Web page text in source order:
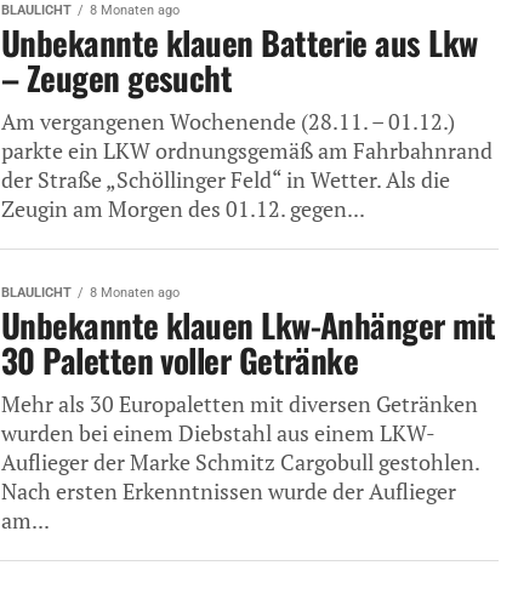
BLAULICHT 8 Monaten ago
Unbekannte klauen Batterie aus Lkw
– Zeugen gesucht
Am vergangenen Wochenende (28.11. – 01.12.)
parkte ein LKW ordnungsgemäß am Fahrbahnrand
der Straße „Schöllinger Feld“ in Wetter. Als die
Zeugin am Morgen des 01.12. gegen...
BLAULICHT 8 Monaten ago
Unbekannte klauen Lkw-Anhänger mit
30 Paletten voller Getränke
Mehr als 30 Europaletten mit diversen Getränken
wurden bei einem Diebstahl aus einem LKW-
Auflieger der Marke Schmitz Cargobull gestohlen.
Nach ersten Erkenntnissen wurde der Auflieger
am...